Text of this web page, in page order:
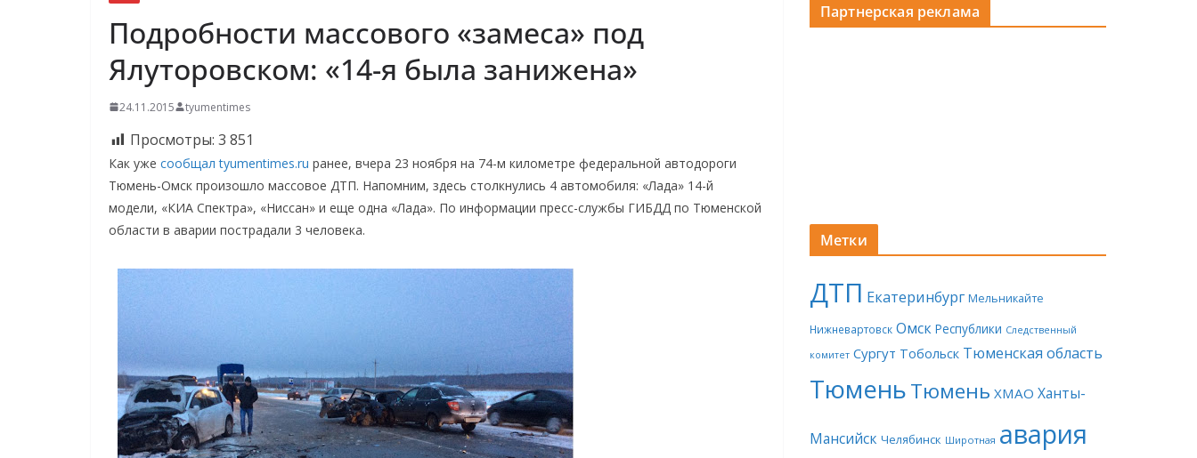
Подробности массового «замеса» под
Ялуторовском: «14-я была занижена»
24.11.2015 tyumentimes
Просмотры: 3 851
Как уже сообщал tyumentimes.ru ранее, вчера 23 ноября на 74-м километре федеральной автодороги
Тюмень-Омск произошло массовое ДТП. Напомним, здесь столкнулись 4 автомобиля: «Лада» 14-й
модели, «КИА Спектра», «Ниссан» и еще одна «Лада». По информации пресс-службы ГИБДД по Тюменской
области в аварии пострадали 3 человека.
Партнерская реклама
Метки
ДТП Екатеринбург Мельникайте
Нижневартовск Омск Республики Следственный
комитет Сургут Тобольск Тюменская область
ТюменьТюмень ХМАО Ханты-
Мансийск Челябинск Широтная авария